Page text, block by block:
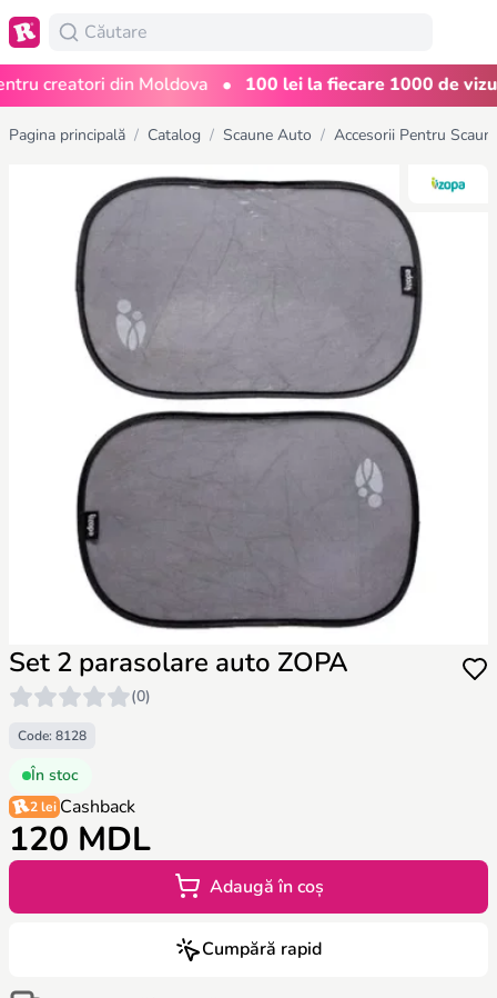
creatori din Moldova • 100 lei la fiecare 1000 de
Pagina principală / Catalog / Scaune Auto / Accesorii Pentru
Set 2 parasolare auto ZOPA
(0)
Code: 8128
În stoc
2 lei Cashback
120 MDL
Adaugă în coș
Cumpără rapid